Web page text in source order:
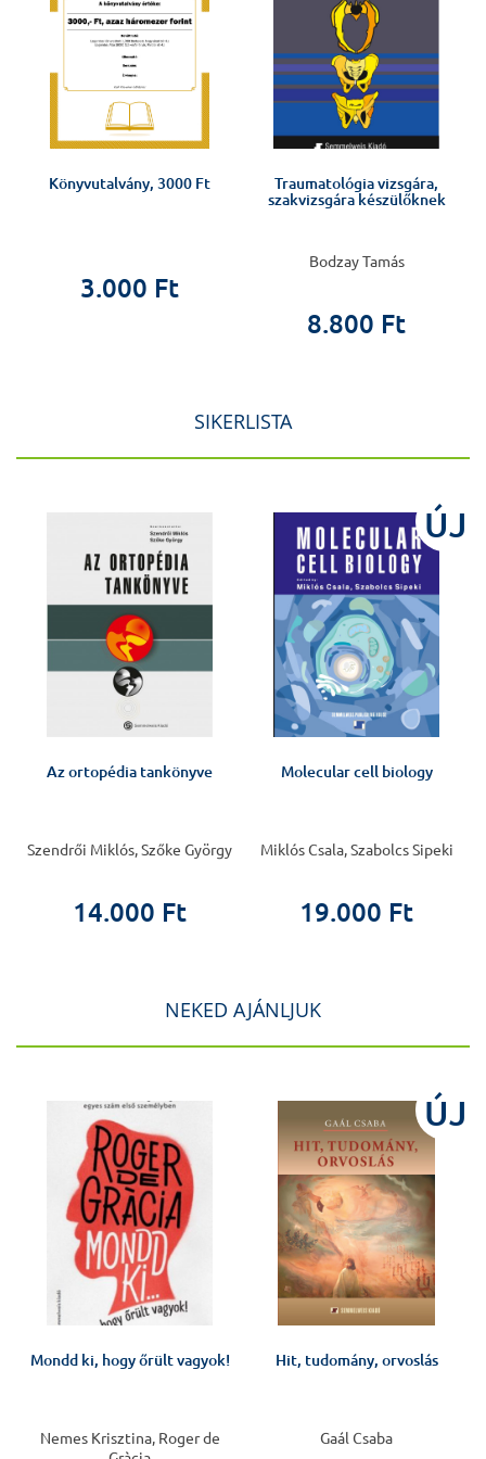
Könyvutalvány, 3000 Ft
3.000 Ft
Traumatológia vizsgára,
szakvizsgára készülőknek
Bodzay Tamás
8.800 Ft
SIKERLISTA
Az ortopédia tankönyve
Szendrői Miklós, Szőke György
14.000 Ft
ÚJ
Molecular cell biology
Miklós Csala, Szabolcs Sipeki
19.000 Ft
NEKED AJÁNLJUK
Mondd ki, hogy őrült vagyok!
Nemes Krisztina, Roger de
ÚJ
Hit, tudomány, orvoslás
Gaál Csaba